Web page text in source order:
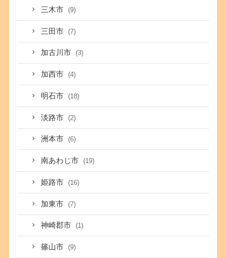
三木市 (9)
三田市 (7)
加古川市 (3)
加西市 (4)
明石市 (18)
淡路市 (2)
洲本市 (6)
南あわじ市 (19)
姫路市 (16)
加東市 (7)
神崎郡市 (1)
篠山市 (9)